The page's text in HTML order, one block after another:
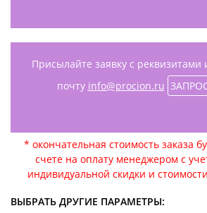
Присылайте заявку с реквизитами
почту info@procion.ru
* окончательная стоимость заказа
счете на оплату менеджером с
индивидуальной скидки и
ВЫБРАТЬ ДРУГИЕ ПАРАМЕТРЫ: